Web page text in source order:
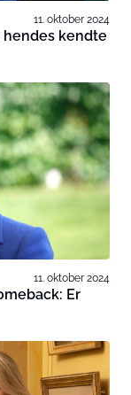
11. oktober 2024
hendes kendte
11. oktober 2024
Er